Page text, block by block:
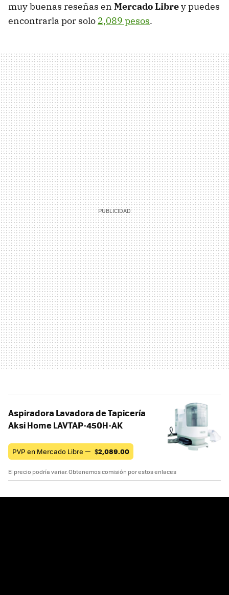
muy buenas reseñas en Mercado Librey puedes
encontrarla por solo 2,089 pesos.
Aspiradora Lavadora de Tapicería
Aksi Home LAVTAP-450H-AK
PVP en Mercado Libre — $2,089.00
El precio podría variar. Obtenemos comisión por estos enlaces